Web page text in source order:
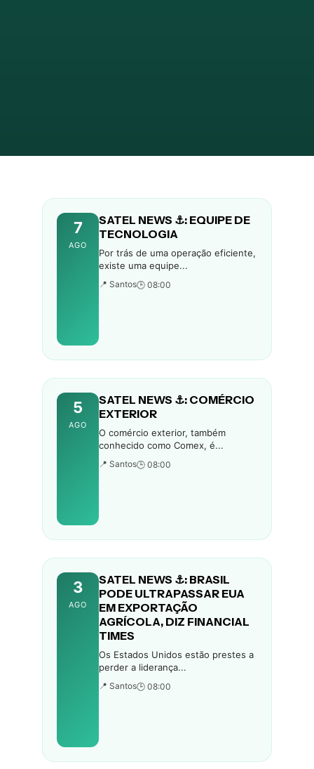
7
AGO
SATEL NEWS ⚓: EQUIPE DE
TECNOLOGIA
Por trás de uma operação eficiente,
existe uma equipe...
📍 Santos🕒 08:00
5
AGO
SATEL NEWS ⚓: COMÉRCIO
EXTERIOR
O comércio exterior, também
conhecido como Comex, é...
📍 Santos🕒 08:00
3
AGO
SATEL NEWS ⚓: BRASIL
PODE ULTRAPASSAR EUA
EM EXPORTAÇÃO
AGRÍCOLA, DIZ FINANCIAL
TIMES
Os Estados Unidos estão prestes a
perder a liderança...
📍 Santos🕒 08:00